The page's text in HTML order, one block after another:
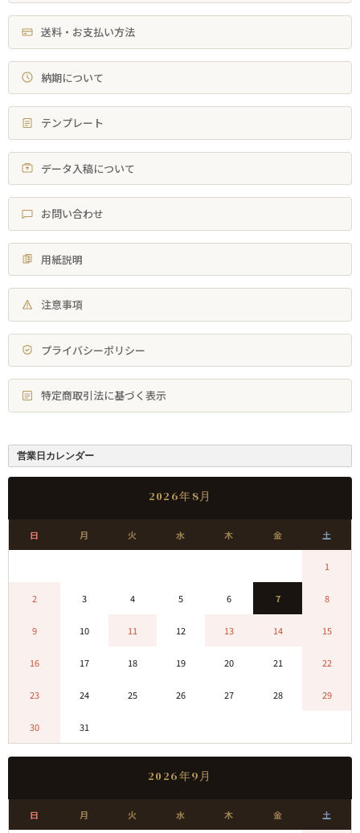
送料・お支払い方法
納期について
テンプレート
データ入稿について
お問い合わせ
用紙説明
注意事項
プライバシーポリシー
特定商取引法に基づく表示
営業日カレンダー
2026年8月
日 月 火 水 木 金 土
1
2 3 4 5 6 7 8
9 10 11 12 13 14 15
16 17 18 19 20 21 22
23 24 25 26 27 28 29
30 31
2026年9月
日 月 火 水 木 金 土